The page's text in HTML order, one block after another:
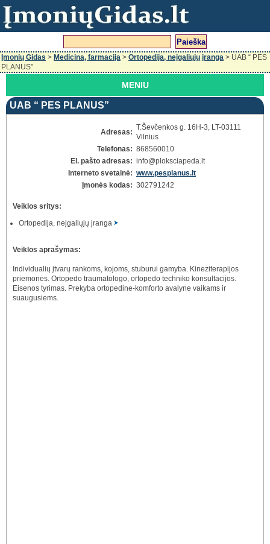
Įmonių Gidas > Medicina, farmacija > Ortopedija, neįgaliųjų įranga > UAB “ PES
PLANUS”
MENIU
UAB “ PES PLANUS”
Adresas:
T.Ševčenkos g. 16H-3, LT-03111
Vilnius
Telefonas: 868560010
El. pašto adresas: info@ploksciapeda.lt
Interneto svetainė: www.pesplanus.lt
Įmonės kodas: 302791242
Veiklos sritys:
Ortopedija, neįgaliųjų įranga
Veiklos aprašymas:
Individualių įtvarų rankoms, kojoms, stuburui gamyba. Kineziterapijos
priemonės. Ortopedo traumatologo, ortopedo techniko konsultacijos.
Eisenos tyrimas. Prekyba ortopedine-komforto avalyne vaikams ir
suaugusiems.